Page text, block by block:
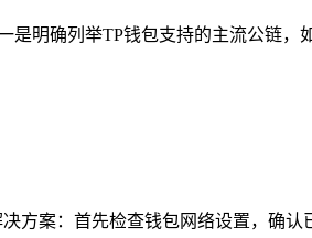
明确列举TP钱包支持的主流公链，
方案：首先检查钱包网络设置，确